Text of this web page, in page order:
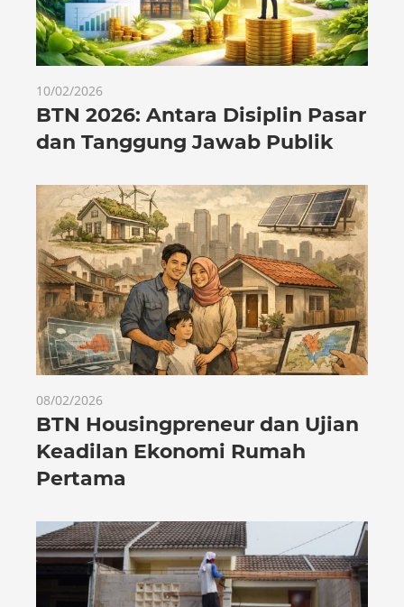
10/02/2026
BTN 2026: Antara Disiplin Pasar
dan Tanggung Jawab Publik
08/02/2026
BTN Housingpreneur dan Ujian
Keadilan Ekonomi Rumah
Pertama